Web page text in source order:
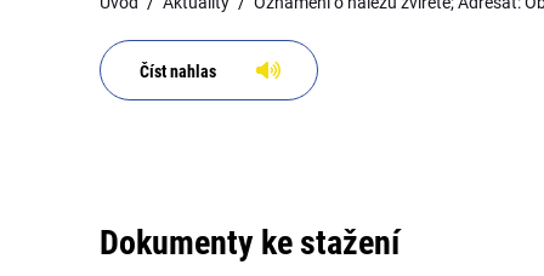
Číst nahlas
Dokumenty ke stažení